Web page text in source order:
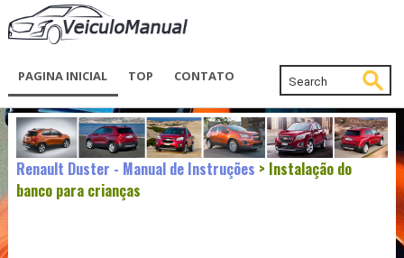
PAGINA INICIAL TOP CONTATO
Renault Duster - Manual de Instruções > Instalação do
banco para crianças